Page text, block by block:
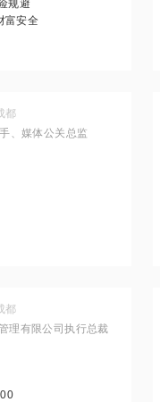
规避
富安全
都
、媒体公关总监
都
理有限公司执行总裁